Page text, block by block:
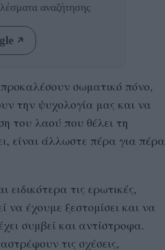
αναζήτησης
σωματικό πόνο,
την ψυχολογία μας και να
του λαού που θέλει τη
είναι άλλωστε πέρα για πέρα
ειδικότερα τις ερωτικές,
έχουμε ξεστομίσει και να
συμβεί και αντίστροφα.
τις σχέσεις,